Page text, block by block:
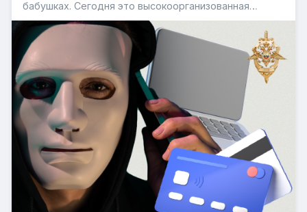
бабушках. Сегодня это высокоорганизованная
индустрия, где ежедневно разрабатываются новые
сценарии обмана. Злоумышленники не стоят на
месте: каждая новая неделя приносит свежие
легенды, призванные заставить